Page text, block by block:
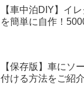
【車中泊DIY】イ
を簡単に自作！
【保存版】車にソ
付ける方法をご紹